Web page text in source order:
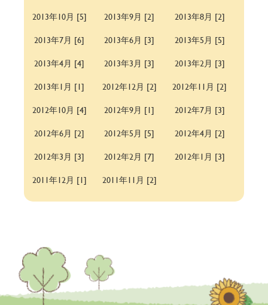
2013年10月 [5]
2013年9月 [2]
2013年8月 [2]
2013年7月 [6]
2013年6月 [3]
2013年5月 [5]
2013年4月 [4]
2013年3月 [3]
2013年2月 [3]
2013年1月 [1]
2012年12月 [2]
2012年11月 [2]
2012年10月 [4]
2012年9月 [1]
2012年7月 [3]
2012年6月 [2]
2012年5月 [5]
2012年4月 [2]
2012年3月 [3]
2012年2月 [7]
2012年1月 [3]
2011年12月 [1]
2011年11月 [2]